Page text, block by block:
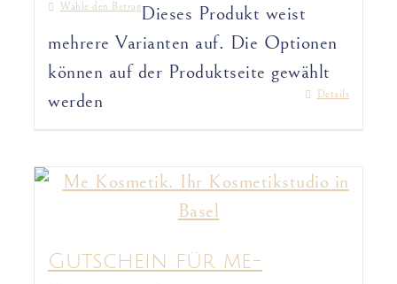
Wähle den BetragDieses Produkt weist
mehrere Varianten auf. Die Optionen
können auf der Produktseite gewählt
werden
Details
Gutschein für me-